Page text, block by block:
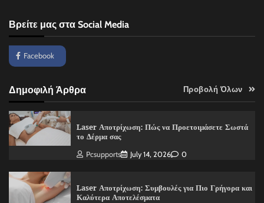
Βρείτε μας στα Social Media
Facebook
Δημοφιλή Άρθρα Προβολή Όλων
Laser Αποτρίχωση: Πώς να Προετοιμάσετε Σωστά
το Δέρμα σας
Pcsupports July 14, 2026 0
Laser Αποτρίχωση: Συμβουλές για Πιο Γρήγορα και
Καλύτερα Αποτελέσματα